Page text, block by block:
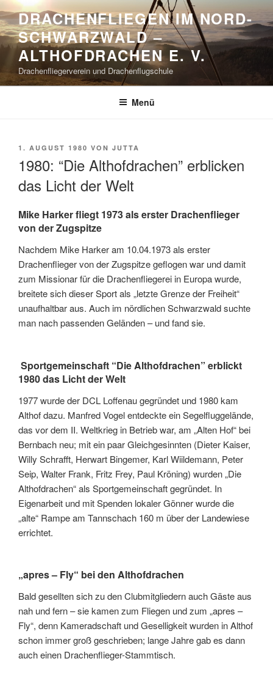
Zum
Inhalt
springen
DRACHENFLIEGEN IM NORD-
SCHWARZWALD –
ALTHOFDRACHEN E. V.
Drachenfliegerverein und Drachenflugschule
Menü
VERÖFFENTLICHT
1. AUGUST 1980 VON JUTTA
1980: “Die Althofdrachen” erblicken
das Licht der Welt
Mike Harker fliegt 1973 als erster Drachenflieger
von der Zugspitze
Nachdem Mike Harker am 10.04.1973 als erster
Drachenflieger von der Zugspitze geflogen war und damit
zum Missionar für die Drachenfliegerei in Europa wurde,
breitete sich dieser Sport als „letzte Grenze der Freiheit“
unaufhaltbar aus. Auch im nördlichen Schwarzwald suchte
man nach passenden Geländen – und fand sie.
Sportgemeinschaft “Die Althofdrachen” erblickt
1980 das Licht der Welt
1977 wurde der DCL Loffenau gegründet und 1980 kam
Althof dazu. Manfred Vogel entdeckte ein Segelfluggelände,
das vor dem II. Weltkrieg in Betrieb war, am „Alten Hof“ bei
Bernbach neu; mit ein paar Gleichgesinnten (Dieter Kaiser,
Willy Schrafft, Herwart Bingemer, Karl Wiildemann, Peter
Seip, Walter Frank, Fritz Frey, Paul Kröning) wurden „Die
Althofdrachen“ als Sportgemeinschaft gegründet. In
Eigenarbeit und mit Spenden lokaler Gönner wurde die
„alte“ Rampe am Tannschach 160 m über der Landewiese
errichtet.
„apres – Fly“ bei den Althofdrachen
Bald gesellten sich zu den Clubmitgliedern auch Gäste aus
nah und fern – sie kamen zum Fliegen und zum „apres –
Fly“, denn Kameradschaft und Geselligkeit wurden in Althof
schon immer groß geschrieben; lange Jahre gab es dann
auch einen Drachenflieger-Stammtisch.